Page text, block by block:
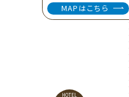
MAPはこちら
HOTEL